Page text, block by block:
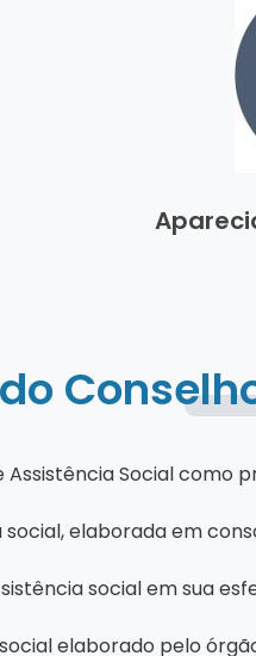
Social como
elaborada em
social em sua
elaborado pelo